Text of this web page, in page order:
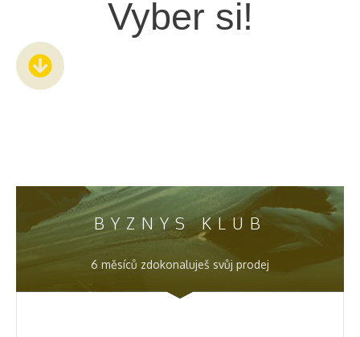
Vyber si!
BYZNYS KLUB
6 měsíců zdokonaluješ svůj prodej